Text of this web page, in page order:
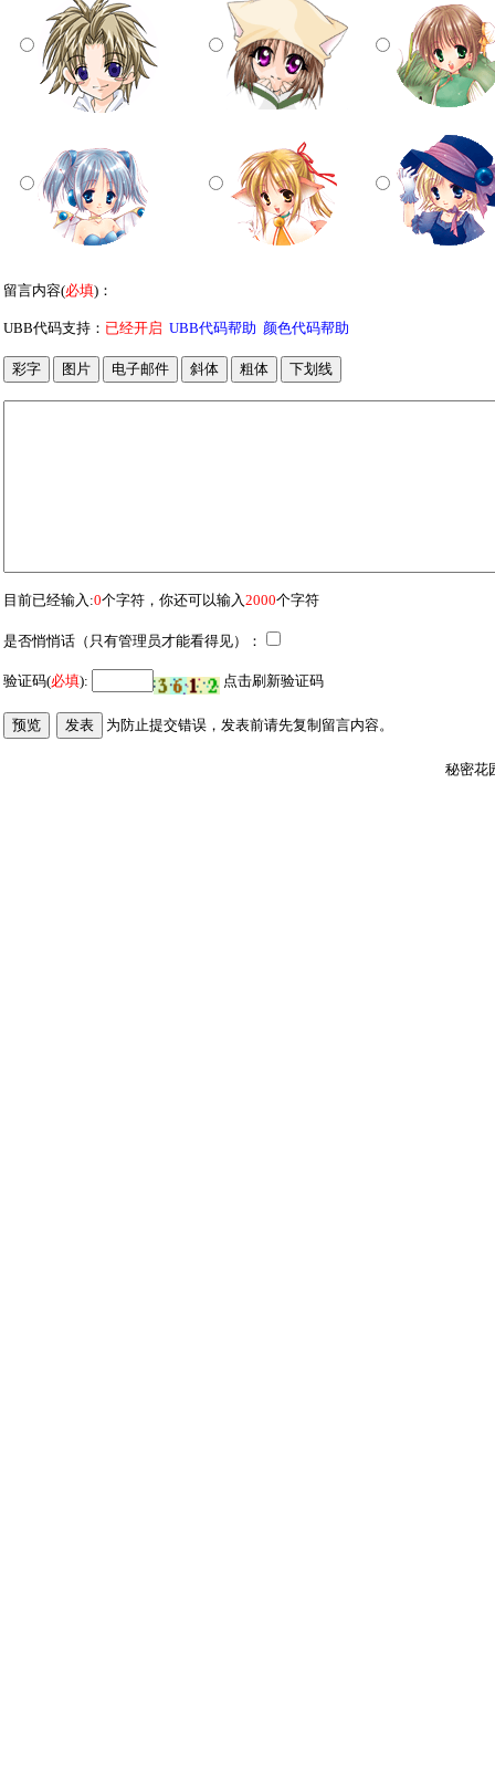
留言内容(必填)：
UBB代码支持： 已经开启 UBB代码帮助 颜色代码帮助
目前已经输入:0个字符，你还可以输入2000个字符
是否悄悄话（只有管理员才能看得见）：
验证码(必填): 点击刷新验证码
为防止提交错误，发表前请先复制留言内容。
秘密花